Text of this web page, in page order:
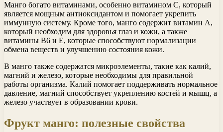
Манго богато витаминами, особенно витамином C, который
является мощным антиоксидантом и помогает укрепить
иммунную систему. Кроме того, манго содержит витамин А,
который необходим для здоровья глаз и кожи, а также
витамины В6 и Е, которые способствуют нормализации
обмена веществ и улучшению состояния кожи.
В манго также содержатся микроэлементы, такие как калий,
магний и железо, которые необходимы для правильной
работы организма. Калий помогает поддерживать нормальное
давление, магний способствует укреплению костей и мышц, а
железо участвует в образовании крови.
Фрукт манго: полезные свойства